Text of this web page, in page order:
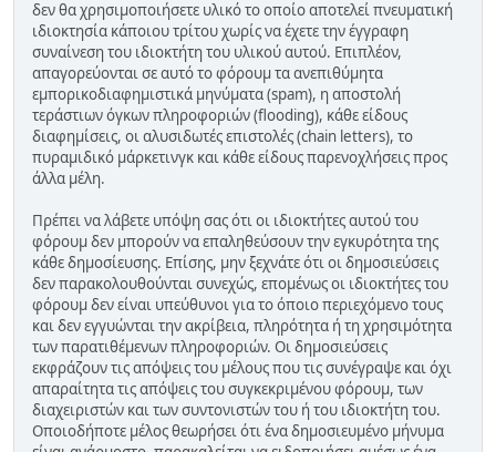
δεν θα χρησιμοποιήσετε υλικό το οποίο αποτελεί πνευματική
ιδιοκτησία κάποιου τρίτου χωρίς να έχετε την έγγραφη
συναίνεση του ιδιοκτήτη του υλικού αυτού. Επιπλέον,
απαγορεύονται σε αυτό το φόρουμ τα ανεπιθύμητα
εμπορικοδιαφημιστικά μηνύματα (spam), η αποστολή
τεράστιων όγκων πληροφοριών (flooding), κάθε είδους
διαφημίσεις, οι αλυσιδωτές επιστολές (chain letters), το
πυραμιδικό μάρκετινγκ και κάθε είδους παρενοχλήσεις προς
άλλα μέλη.
Πρέπει να λάβετε υπόψη σας ότι οι ιδιοκτήτες αυτού του
φόρουμ δεν μπορούν να επαληθεύσουν την εγκυρότητα της
κάθε δημοσίευσης. Επίσης, μην ξεχνάτε ότι οι δημοσιεύσεις
δεν παρακολουθούνται συνεχώς, επομένως οι ιδιοκτήτες του
φόρουμ δεν είναι υπεύθυνοι για το όποιο περιεχόμενο τους
και δεν εγγυώνται την ακρίβεια, πληρότητα ή τη χρησιμότητα
των παρατιθέμενων πληροφοριών. Οι δημοσιεύσεις
εκφράζουν τις απόψεις του μέλους που τις συνέγραψε και όχι
απαραίτητα τις απόψεις του συγκεκριμένου φόρουμ, των
διαχειριστών και των συντονιστών του ή του ιδιοκτήτη του.
Οποιοδήποτε μέλος θεωρήσει ότι ένα δημοσιευμένο μήνυμα